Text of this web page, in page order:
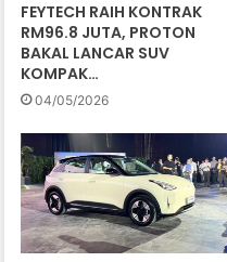
FEYTECH RAIH KONTRAK
RM96.8 JUTA, PROTON
BAKAL LANCAR SUV
KOMPAK…
04/05/2026